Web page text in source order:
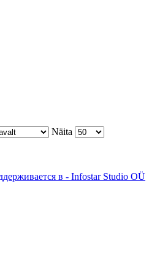
Näita
в - Infostar Studio OÜ